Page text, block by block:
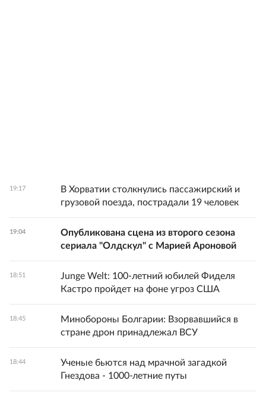
19:17
В Хорватии столкнулись пассажирский и
грузовой поезда, пострадали 19 человек
19:04
Опубликована сцена из второго сезона
сериала "Олдскул" с Марией Ароновой
18:51
Junge Welt: 100-летний юбилей Фиделя
Кастро пройдет на фоне угроз США
18:45
Минобороны Болгарии: Взорвавшийся в
стране дрон принадлежал ВСУ
18:44
Ученые бьются над мрачной загадкой
Гнездова - 1000-летние путы